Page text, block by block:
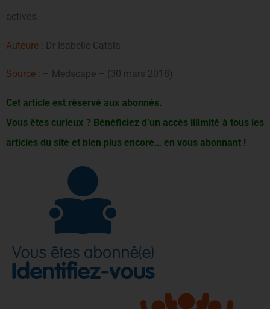
actives.
Auteure : Dr Isabelle Catala
Source : – Medscape – (30 mars 2018)
Cet article est réservé aux abonnés.
Vous êtes curieux ? Bénéficiez d’un accès illimité à tous les
articles du site et bien plus encore… en vous abonnant !